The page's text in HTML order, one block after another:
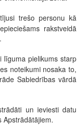
trešo personu kā
rakstveidā
līguma pielikums starp
noteikumi nosaka to,
Sabiedrības vārdā
un ieviesti datu
Apstrādātājiem.